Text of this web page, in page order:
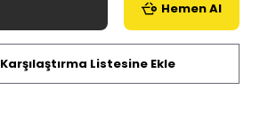
Hemen Al
Karşılaştırma Listesine Ekle